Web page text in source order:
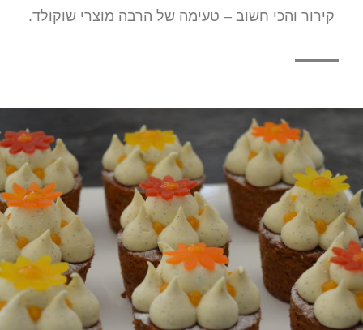
קירור והכי חשוב – טעימה של הרבה מוצרי שוקולד.